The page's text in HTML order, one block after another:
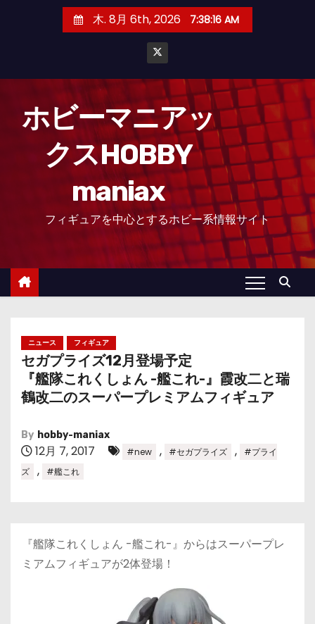
木. 8月 6th, 2026 7:38:16 AM
ホビーマニアッ
クスHOBBY
maniax
フィギュアを中心とするホビー系情報サイト
ニュース フィギュア
セガプライズ12月登場予定
『艦隊これくしょん -艦これ-』霞改二と瑞
鶴改二のスーパープレミアムフィギュア
By hobby-maniax
12月 7, 2017 #new , #セガプライズ ,
#プライ
ズ
, #艦これ
『艦隊これくしょん -艦これ-』からはスーパープレ
ミアムフィギュアが2体登場！